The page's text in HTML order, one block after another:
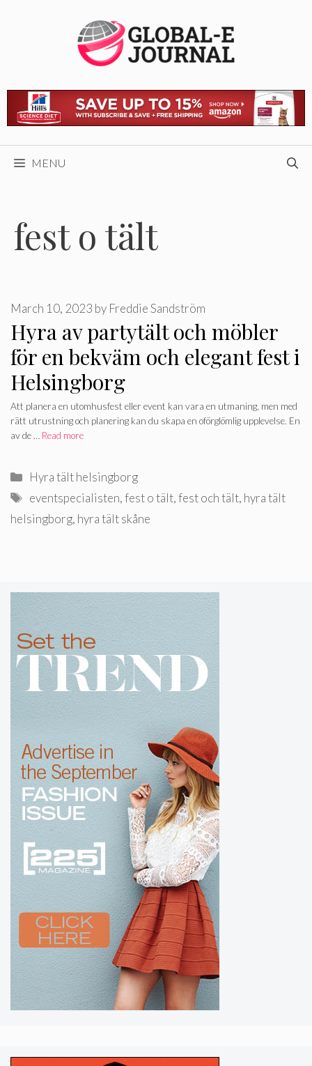
MENU
fest o tält
Hyra av partytält och möbler
för en bekväm och elegant fest i
Helsingborg
March 10, 2023 by Freddie Sandström
Att planera en utomhusfest eller event kan vara en utmaning, men med
rätt utrustning och planering kan du skapa en oförglömlig upplevelse. En
av de … Read more
Categories
Hyra tält helsingborg
Tags
eventspecialisten,fest o tält,fest och tält, hyra tält
helsingborg, hyra tält skåne